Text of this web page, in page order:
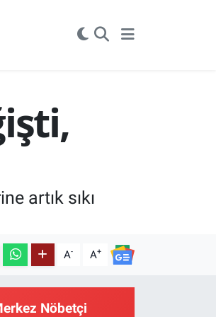
artık sıkı
A- A+
Nöbetçi